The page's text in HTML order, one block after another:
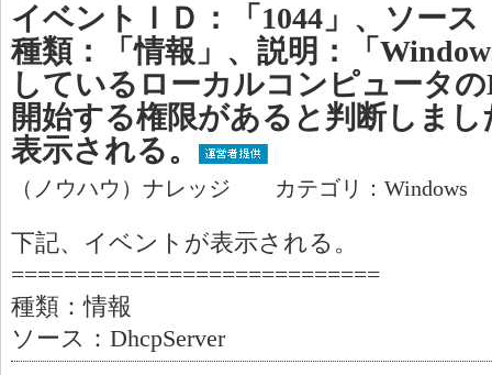
イベントＩＤ：「1044」、ソース
種類：「情報」、説明：「
しているローカルコンピュータ
開始する権限があると判断しま
表示される。
（ノウハウ）ナレッジ カテゴリ：Windows
下記、イベントが表示される。
============================
種類：情報
ソース：DhcpServer